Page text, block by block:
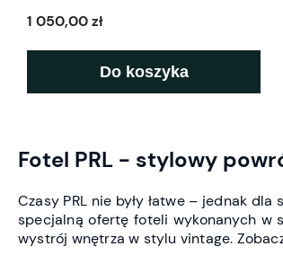
1 050,00 zł
Do koszyka
Fotel PRL - stylowy
Czasy PRL nie były łatwe – jednak
specjalną ofertę foteli wykonanych w
wystrój wnętrza w stylu vintage.